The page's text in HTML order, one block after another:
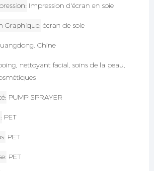
Impression d'écran en soie
Graphique écran de soie
Chine
nettoyant facial, soins de la peau,
PUMP SPRAYER
PET
PET
PET